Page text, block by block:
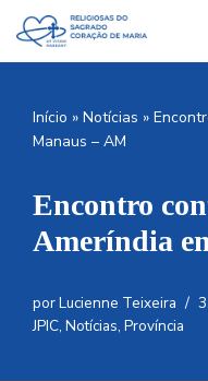
Pular
conteúdo
Início » Notícias »
Manaus – AM
Encontro
Ameríndia
porLucienne Teixeira
JPIC, Notícias, Província